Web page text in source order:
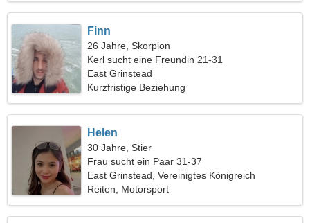
Finn
26 Jahre, Skorpion
Kerl sucht eine Freundin 21-31
East Grinstead
Kurzfristige Beziehung
Helen
30 Jahre, Stier
Frau sucht ein Paar 31-37
East Grinstead, Vereinigtes Königreich
Reiten, Motorsport